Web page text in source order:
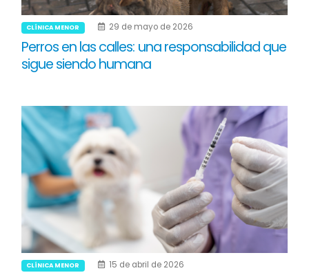
CLÍNICA MENOR 29 de mayo de 2026
Perros en las calles: una responsabilidad que
sigue siendo humana
CLÍNICA MENOR 15 de abril de 2026